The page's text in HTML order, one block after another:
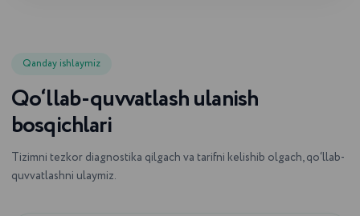
Qanday ishlaymiz
Qo‘llab-quvvatlash ulanish
bosqichlari
Tizimni tezkor diagnostika qilgach va tarifni kelishib olgach, qo‘llab-
quvvatlashni ulaymiz.
Youtube kanalimizda yanaxam
qiziqarli va foydali videolar mavjud
KANALGA O‘TISH UCHUN